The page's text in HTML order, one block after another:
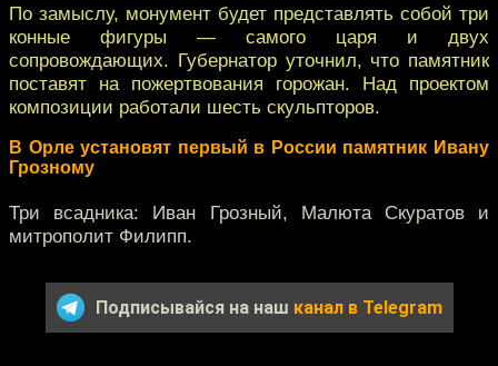
По замыслу, монумент будет представлять собой три
конные фигуры — самого царя и двух
сопровождающих. Губернатор уточнил, что памятник
поставят на пожертвования горожан. Над проектом
композиции работали шесть скульпторов.
В Орле установят первый в России памятник Ивану
Грозному
Три всадника: Иван Грозный, Малюта Скуратов и
митрополит Филипп.
Подписывайся на наш канал в Telegram